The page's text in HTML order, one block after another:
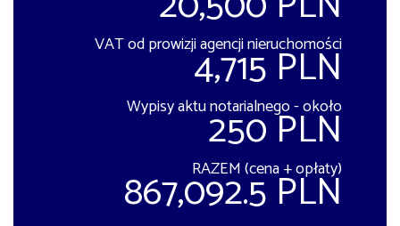
VAT od prowizji agencji nieruchomości
4,715 PLN
Wypisy aktu notarialnego - około
250 PLN
RAZEM (cena + opłaty)
867,092.5 PLN